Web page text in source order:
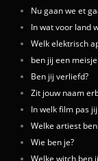
Nu gaan we et
In wat voor land
Welk elektrisch
ben jij een
Ben jij verliefd?
Zit jouw naam
In welk film pas
Welke artiest
Wie ben je?
Welke witch ben